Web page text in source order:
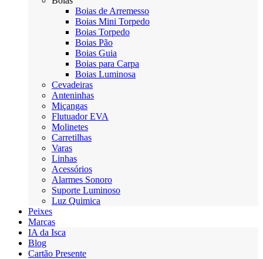
Boias de Arremesso
Boias Mini Torpedo
Boias Torpedo
Boias Pão
Boias Guia
Boias para Carpa
Boias Luminosa
Cevadeiras
Anteninhas
Miçangas
Flutuador EVA
Molinetes
Carretilhas
Varas
Linhas
Acessórios
Alarmes Sonoro
Suporte Luminoso
Luz Quimica
Peixes
Marcas
IA da Isca
Blog
Cartão Presente